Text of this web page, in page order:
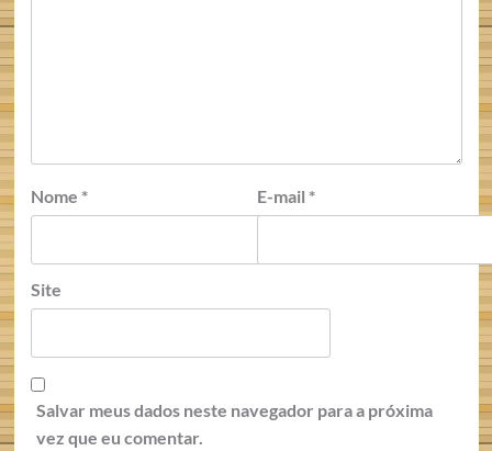
Nome * E-mail *
Site
Salvar meus dados neste navegador para a próxima
vez que eu comentar.